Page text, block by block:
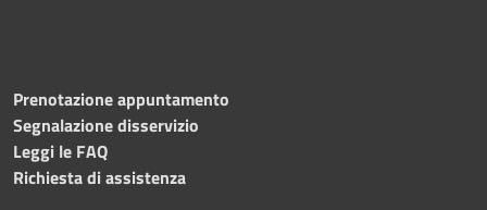
Prenotazione appuntamento
Segnalazione disservizio
Leggi le FAQ
Richiesta di assistenza